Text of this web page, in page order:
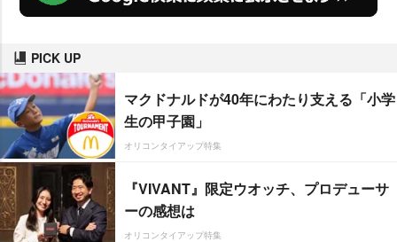
PICK UP
マクドナルドが40年にわたり支える「小学
生の甲子園」
オリコンタイアップ特集
『VIVANT』限定ウオッチ、プロデューサ
ーの感想は
オリコンタイアップ特集